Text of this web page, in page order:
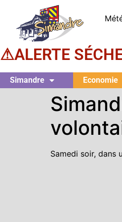
⚠ALERTE
Simandre Economie
Samedi soir, dans